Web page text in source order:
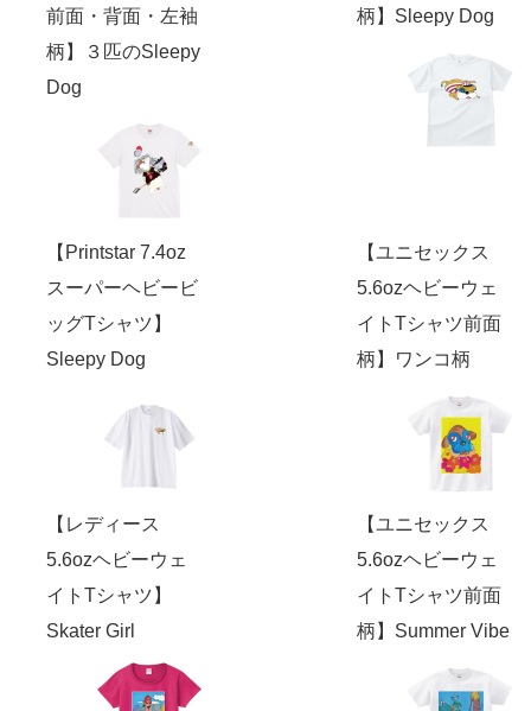
前面・背面・左袖
柄】３匹のSleepy
Dog
柄】Sleepy Dog
【Printstar 7.4oz
スーパーヘビービ
ッグTシャツ】
Sleepy Dog
【ユニセックス
5.6ozヘビーウェ
イトTシャツ前面
柄】ワンコ柄
【レディース
5.6ozヘビーウェ
イトTシャツ】
Skater Girl
【ユニセックス
5.6ozヘビーウェ
イトTシャツ前面
柄】Summer Vibe